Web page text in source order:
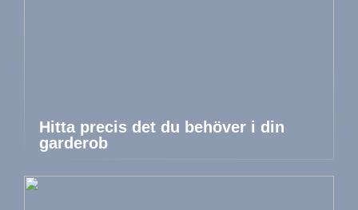
Hitta precis det du behöver i din
garderob